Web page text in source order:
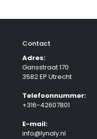
Contact
Adres:
Gansstraat 170
3582 EP Utrecht
Telefoonnummer:
+316-42607801
E-mail:
info@lynaly.nl